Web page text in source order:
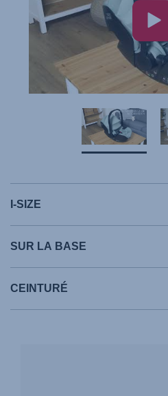
I-SIZE
SUR LA BASE
CEINTURÉ